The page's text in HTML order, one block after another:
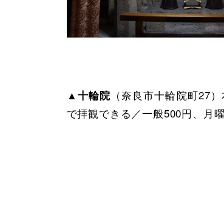
▲十輪院（奈良市十輪院町27
で拝観できる／一般500円、月